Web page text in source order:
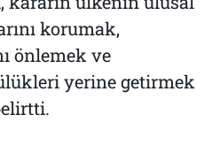
korumak,
önlemek ve
yerine getirmek